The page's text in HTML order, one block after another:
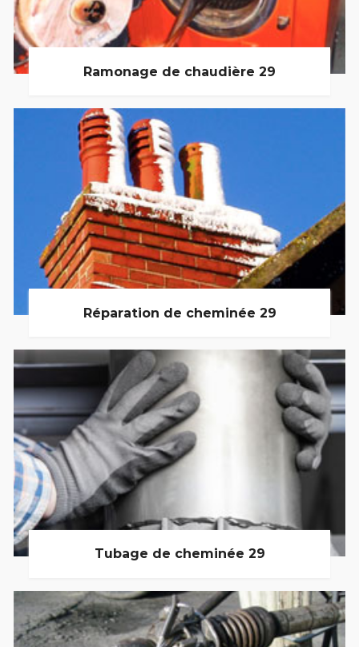
Ramonage de chaudière 29
Réparation de cheminée 29
Tubage de cheminée 29